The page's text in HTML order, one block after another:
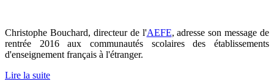
Christophe Bouchard, directeur de l'AEFE, adresse son message de
rentrée 2016 aux communautés scolaires des établissements
d'enseignement français à l'étranger.
Lire la suite